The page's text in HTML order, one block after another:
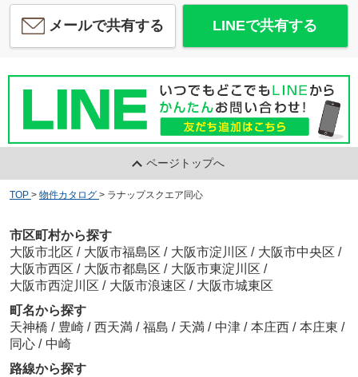
メールで共有する LINEで共有する
ページトップへ
TOP > 物件カタログ > ラナップスクエア同心
市区町村から探す
大阪市北区 / 大阪市福島区 / 大阪市淀川区 / 大阪市中央区 /
大阪市西区 / 大阪市都島区 / 大阪市東淀川区 /
大阪市西淀川区 / 大阪市浪速区 / 大阪市城東区
町名から探す
天神橋 / 豊崎 / 西天満 / 福島 / 天満 / 中津 / 本庄西 / 本庄東 /
同心 / 中崎
路線から探す